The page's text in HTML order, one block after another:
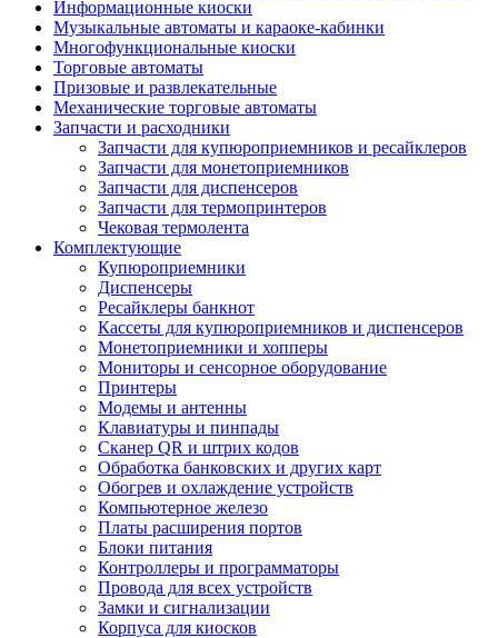
Информационные киоски
Музыкальные автоматы и караоке-кабинки
Многофункциональные киоски
Торговые автоматы
Призовые и развлекательные
Механические торговые автоматы
Запчасти и расходники
Запчасти для купюроприемников и ресайклеров
Запчасти для монетоприемников
Запчасти для диспенсеров
Запчасти для термопринтеров
Чековая термолента
Комплектующие
Купюроприемники
Диспенсеры
Ресайклеры банкнот
Кассеты для купюроприемников и диспенсеров
Монетоприемники и хопперы
Мониторы и сенсорное оборудование
Принтеры
Модемы и антенны
Клавиатуры и пинпады
Сканер QR и штрих кодов
Обработка банковских и других карт
Обогрев и охлаждение устройств
Компьютерное железо
Платы расширения портов
Блоки питания
Контроллеры и программаторы
Провода для всех устройств
Замки и сигнализации
Корпуса для киосков